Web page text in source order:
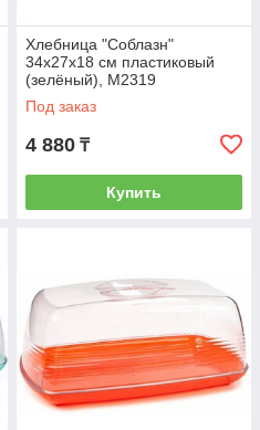
Хлебница "Соблазн"
34х27х18 см пластиковый
(зелёный), М2319
Под заказ
4 880 ₸
Купить